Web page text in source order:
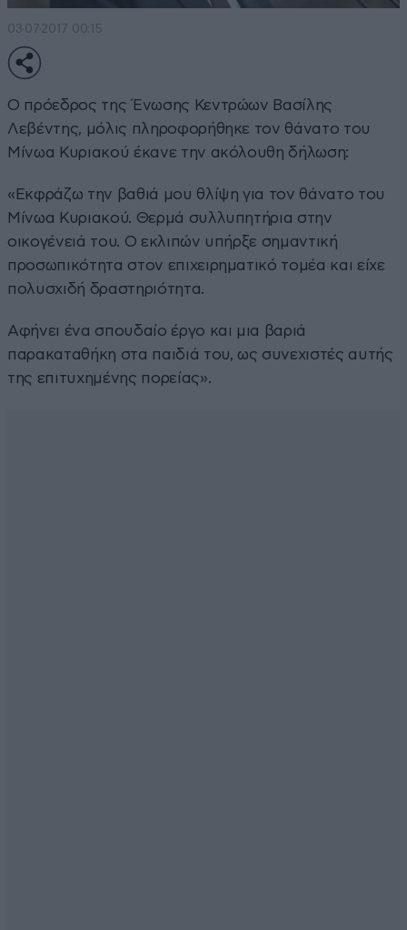
03·07·2017 00:15
Ο πρόεδρος της Ένωσης Κεντρώων Βασίλης
Λεβέντης, μόλις πληροφορήθηκε τον θάνατο του
Μίνωα Κυριακού έκανε την ακόλουθη δήλωση:
«Εκφράζω την βαθιά μου θλίψη για τον θάνατο του
Μίνωα Κυριακού. Θερμά συλλυπητήρια στην
οικογένειά του. Ο εκλιπών υπήρξε σημαντική
προσωπικότητα στον επιχειρηματικό τομέα και είχε
πολυσχιδή δραστηριότητα.
Αφήνει ένα σπουδαίο έργο και μια βαριά
παρακαταθήκη στα παιδιά του, ως συνεχιστές αυτής
της επιτυχημένης πορείας».